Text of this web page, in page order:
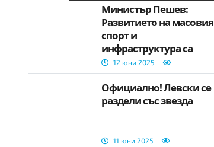
Министър Пешев:
Развитието на масовия
спорт и
инфраструктура са
ключови в стратегията
ни
12 юни 2025
Официално! Левски се
раздели със звезда
11 юни 2025